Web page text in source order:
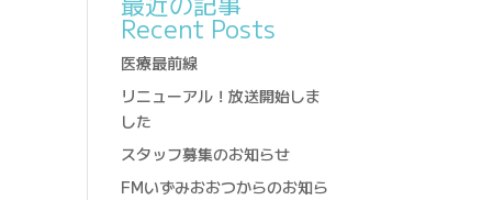
Recent Posts
医療最前線
リニューアル！放送開始しま
した
スタッフ募集のお知らせ
FMいずみおおつからのお知ら